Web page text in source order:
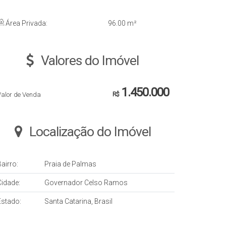
Área Privada: 96 .00 m²
Valores do Imóvel
R$1.450.000
de Venda
Localização do Imóvel
Praia de Palmas
Governador Celso Ramos
Santa Catarina, Brasil